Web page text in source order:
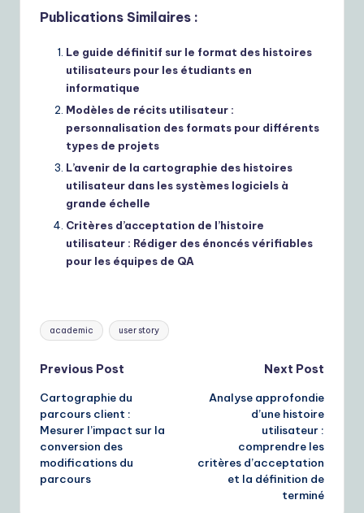
Publications Similaires :
Le guide définitif sur le format des histoires
utilisateurs pour les étudiants en
informatique
Modèles de récits utilisateur :
personnalisation des formats pour différents
types de projets
L’avenir de la cartographie des histoires
utilisateur dans les systèmes logiciels à
grande échelle
Critères d’acceptation de l’histoire
utilisateur : Rédiger des énoncés vérifiables
pour les équipes de QA
Tags:
academic user story
Post
navigation
Previous Post
Cartographie du
parcours client :
Mesurer l’impact sur la
conversion des
modifications du
parcours
Next Post
Analyse approfondie
d’une histoire
utilisateur :
comprendre les
critères d’acceptation
et la définition de
terminé